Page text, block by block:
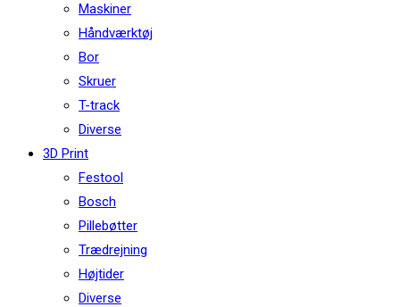
Maskiner
Håndværktøj
Bor
Skruer
T-track
Diverse
3D Print
Festool
Bosch
Pillebøtter
Trædrejning
Højtider
Diverse